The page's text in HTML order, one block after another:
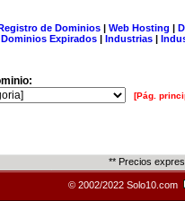
de Dominios| Web Hosting |
Dominios Expirados | Industrias |
[Pág.
** Precios
© 2002/2022 Solo10.com